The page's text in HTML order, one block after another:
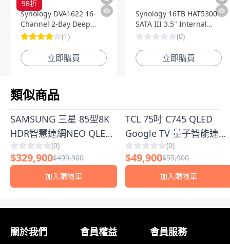
98折
Synology DVA1622 16-
Channel 2-Bay Deep
Learning NVR 深度智慧影
(1)
立即購買
Synology 16TB HAT5300
SATA III 3.5" Internal
Enterprise HDD
(0)
立即購買
類似商品
SAMSUNG 三星 85型8K
HDR智慧連網NEO QLED
量子電視
(QA85QN900BWXZW)
(0)
$329,900$499,900
加入購物車
TCL 75吋 C745 QLED
Google TV 量子智能連網
液晶顯示器(含簡易安裝)
(0)
$49,900$55,900
加入購物車
關於我們 會員權益 會員服務